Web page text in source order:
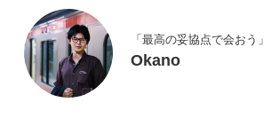
「最高の妥協点で会おう」
Okano